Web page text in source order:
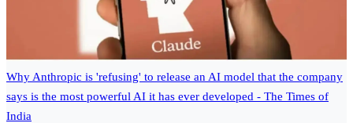
Why Anthropic is 'refusing' to release an AI model that the company
says is the most powerful AI it has ever developed - The Times of
India